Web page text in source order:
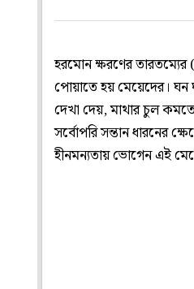
হরমোন ক্ষরণের
পোয়াতে হয় মেয়েদের। ঘন
দেখা দেয়, মাথার চুল
সর্বোপরি সন্তান ধারনের
হীনমন্যতায় ভোগেন এই